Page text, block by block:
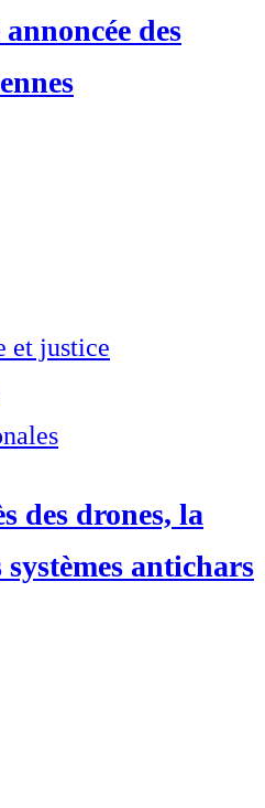
des
et justice
des drones, la
antichars